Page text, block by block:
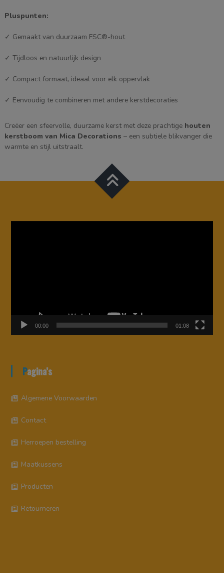
Pluspunten:
✓ Gemaakt van duurzaam FSC®-hout
✓ Tijdloos en natuurlijk design
✓ Compact formaat, ideaal voor elk oppervlak
✓ Eenvoudig te combineren met andere kerstdecoraties
Creëer een sfeervolle, duurzame kerst met deze prachtige houten
kerstboom van Mica Decorations – een subtiele blikvanger die
warmte en stijl uitstraalt.
00:00 01:08
Pagina’s
Algemene Voorwaarden
Contact
Herroepen bestelling
Maatkussens
Producten
Retourneren